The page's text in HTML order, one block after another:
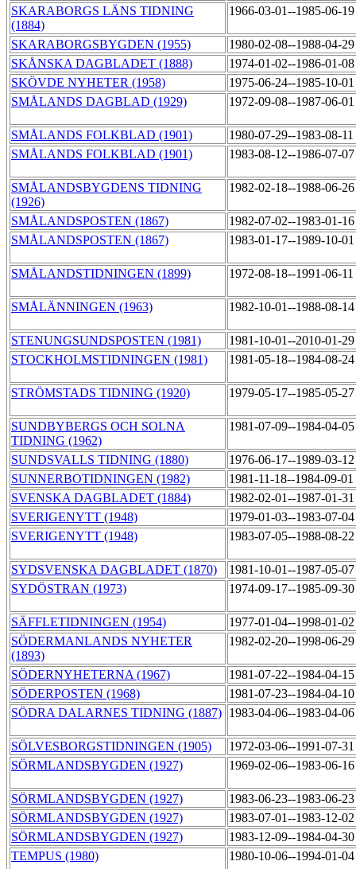
SKARABORGS LÄNS TIDNING
(1884)
1966-03-01--1985-06-
SKARABORGSBYGDEN (1955)
1980-02-08--1988-04-
SKÅNSKA DAGBLADET (1888)
1974-01-02--1986-01-
SKÖVDE NYHETER (1958)
1975-06-24--1985-10-
SMÅLANDS DAGBLAD (1929)
1972-09-08--1987-06-
SMÅLANDS FOLKBLAD (1901)
1980-07-29--1983-08-11
SMÅLANDS FOLKBLAD (1901)
1983-08-12--1986-07-
SMÅLANDSBYGDENS TIDNING
(1926)
1982-02-18--1988-06-
SMÅLANDSPOSTEN (1867)
1982-07-02--1983-01-
SMÅLANDSPOSTEN (1867)
1983-01-17--1989-10-
SMÅLANDSTIDNINGEN (1899) 1972-08-18--1991-06-11
SMÅLÄNNINGEN (1963) 1982-10-01--1988-08-
STENUNGSUNDSPOSTEN (1981)
1981-10-01--2010-01-
STOCKHOLMSTIDNINGEN (1981)
1981-05-18--1984-08-
STRÖMSTADS TIDNING (1920) 1979-05-17--1985-05-
SUNDBYBERGS OCH SOLNA
TIDNING (1962)
1981-07-09--1984-04-
SUNDSVALLS TIDNING (1880)
1976-06-17--1989-03-
SUNNERBOTIDNINGEN (1982)
1981-11-18--1984-09-01
SVENSKA DAGBLADET (1884)
1982-02-01--1987-01-
SVERIGENYTT (1948)
1979-01-03--1983-07-
SVERIGENYTT (1948)
1983-07-05--1988-08-
SYDSVENSKA DAGBLADET (1870)
1981-10-01--1987-05-
SYDÖSTRAN (1973)
1974-09-17--1985-09-
SÄFFLETIDNINGEN (1954)
1977-01-04--1998-01-
SÖDERMANLANDS NYHETER
(1893)
1982-02-20--1998-06-
SÖDERNYHETERNA (1967)
1981-07-22--1984-04-
SÖDERPOSTEN (1968)
1981-07-23--1984-04-
SÖDRA DALARNES TIDNING (1887) 1983-04-06--1983-04-
SÖLVESBORGSTIDNINGEN (1905)
1972-03-06--1991-07-
SÖRMLANDSBYGDEN (1927)
1969-02-06--1983-06-
SÖRMLANDSBYGDEN (1927)
1983-06-23--1983-06-
SÖRMLANDSBYGDEN (1927)
1983-07-01--1983-12-
SÖRMLANDSBYGDEN (1927)
1983-12-09--1984-04-
TEMPUS (1980)
1980-10-06--1994-01-